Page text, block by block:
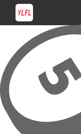
Overslaan naar